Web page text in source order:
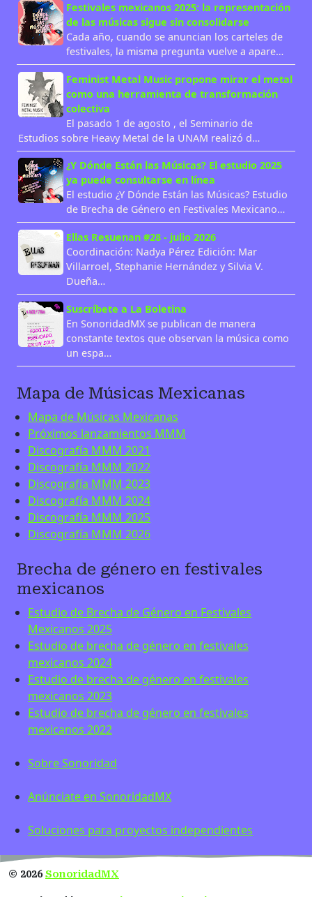
Festivales mexicanos 2025: la representación
de las músicas sigue sin consolidarse
Cada año, cuando se anuncian los carteles de
festivales, la misma pregunta vuelve a apare…
Feminist Metal Music propone mirar el metal
como una herramienta de transformación
colectiva
El pasado 1 de agosto , el Seminario de
Estudios sobre Heavy Metal de la UNAM realizó d…
¿Y Dónde Están las Músicas? El estudio 2025
ya puede consultarse en línea
El estudio ¿Y Dónde Están las Músicas? Estudio
de Brecha de Género en Festivales Mexicano…
Ellas Resuenan #28 - julio 2026
Coordinación: Nadya Pérez Edición: Mar
Villarroel, Stephanie Hernández y Silvia V.
Dueña…
Suscríbete a La Boletina
En SonoridadMX se publican de manera
constante textos que observan la música como
un espa…
Mapa de Músicas Mexicanas
Mapa de Músicas Mexicanas
Próximos lanzamientos MMM
Discografía MMM 2021
Discografía MMM 2022
Discografía MMM 2023
Discografía MMM 2024
Discografía MMM 2025
Discografía MMM 2026
Brecha de género en festivales
mexicanos
Estudio de Brecha de Género en Festivales
Mexicanos 2025
Estudio de brecha de género en festivales
mexicanos 2024
Estudio de brecha de género en festivales
mexicanos 2023
Estudio de brecha de género en festivales
mexicanos 2022
Sobre Sonoridad
Anúnciate en SonoridadMX
Soluciones para proyectos independientes
© 2026 SonoridadMX